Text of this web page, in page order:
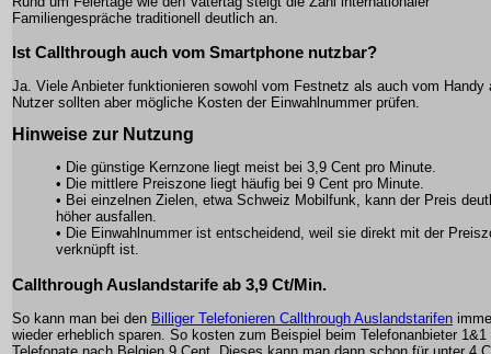
Familiengespräche traditionell deutlich an.
Ist Callthrough auch vom Smartphone nutzbar?
Ja. Viele Anbieter funktionieren sowohl vom Festnetz als auch vom Handy
Nutzer sollten aber mögliche Kosten der Einwahlnummer prüfen.
Hinweise zur Nutzung
• Die günstige Kernzone liegt meist bei 3,9 Cent pro Minute.
• Die mittlere Preiszone liegt häufig bei 9 Cent pro Minute.
• Bei einzelnen Zielen, etwa Schweiz Mobilfunk, kann der Preis
höher ausfallen.
• Die Einwahlnummer ist entscheidend, weil sie direkt mit der
verknüpft ist.
Callthrough Auslandstarife ab 3,9 Ct/Min.
So kann man bei den Billiger Telefonieren Callthrough Auslandstarifen
wieder erheblich sparen. So kosten zum Beispiel beim Telefonanbieter 1&1